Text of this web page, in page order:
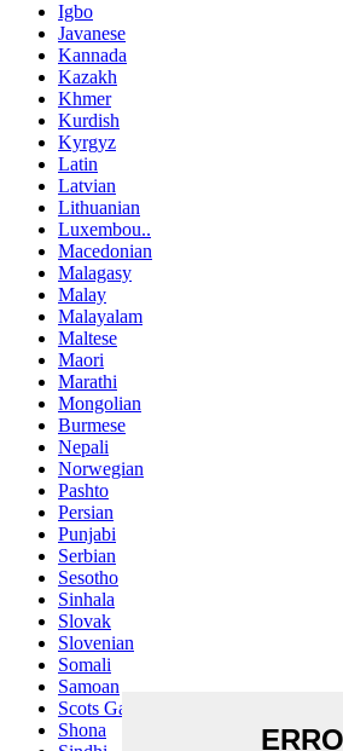
Igbo
Javanese
Kannada
Kazakh
Khmer
Kurdish
Kyrgyz
Latin
Latvian
Lithuanian
Luxembou..
Macedonian
Malagasy
Malay
Malayalam
Maltese
Maori
Marathi
Mongolian
Burmese
Nepali
Norwegian
Pashto
Persian
Punjabi
Serbian
Sesotho
Sinhala
Slovak
Slovenian
Somali
Samoan
Scots Gaelic
Shona